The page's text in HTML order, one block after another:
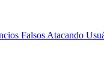
Falsos Atacando